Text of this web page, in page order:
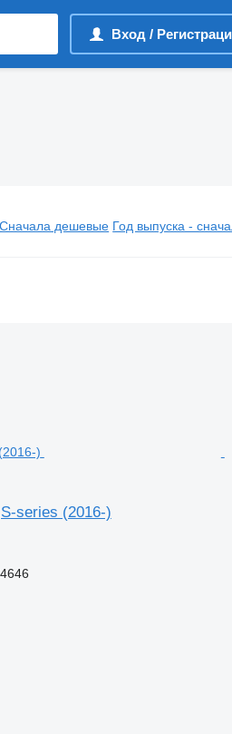
Вход /
Сначала дешевые Год выпуска -
series (2016-)